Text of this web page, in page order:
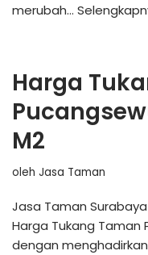
merubah…
Harga
M2
oleh Jasa Taman
Jasa Taman
Harga Tukang Taman
dengan